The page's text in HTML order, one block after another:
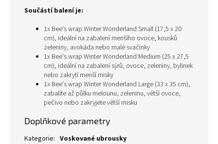
Součástí balení je:
1x Bee's wrap Winter Wonderland Small (17,5 x 20
cm), ideální na zabalení menšího ovoce, kousků
zeleniny, avokáda nebo malé svačinky
1x Bee's wrap Winter Wonderland Medium (25 x 27,5
cm), ideální na zabalení sýrů, ovoce, zeleniny, bylinek
nebo zakrytí menší misky
1x Bee's wrap Winter Wonderland Large (33 x 35 cm),
zabalíte až půlku melounu, zeleninu, větší ovoce,
pečivo nebo zakryjete větší misku
Doplňkové parametry
Kategorie: Voskované ubrousky